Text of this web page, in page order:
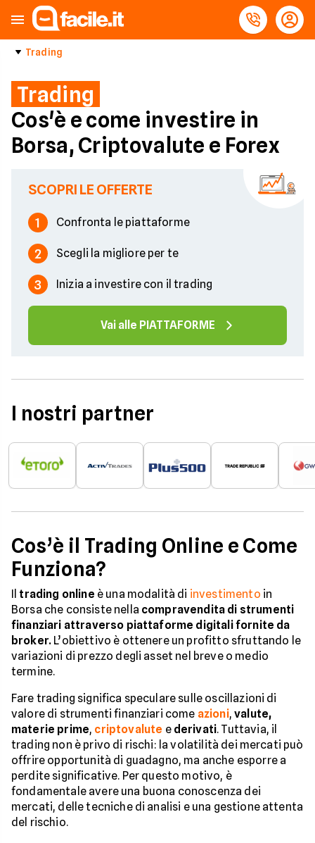
Trading
Trading
Cos'è e come investire in
Borsa, Criptovalute e Forex
SCOPRI LE OFFERTE
1 Confronta le piattaforme
2 Scegli la migliore per te
3 Inizia a investire con il trading
Vai alle PIATTAFORME
I nostri partner
Cos’è il Trading Online e Come
Funziona?
Il trading online è una modalità di investimento in
Borsa che consiste nella compravendita di strumenti
finanziari attraverso piattaforme digitali fornite da
broker. L’obiettivo è ottenere un profitto sfruttando le
variazioni di prezzo degli asset nel breve o medio
termine.
Fare trading significa speculare sulle oscillazioni di
valore di strumenti finanziari come azioni,valute,
materie prime, criptovalute e derivati. Tuttavia, il
trading non è privo di rischi: la volatilità dei mercati può
offrire opportunità di guadagno, ma anche esporre a
perdite significative. Per questo motivo, è
fondamentale avere una buona conoscenza dei
mercati, delle tecniche di analisi e una gestione attenta
del rischio.